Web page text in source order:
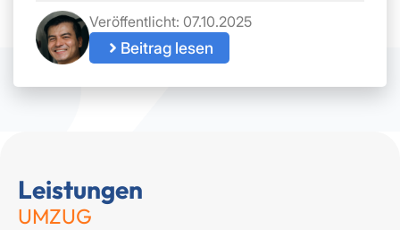
Veröffentlicht: 07.10.2025
Beitrag lesen
Leistungen
UMZUG